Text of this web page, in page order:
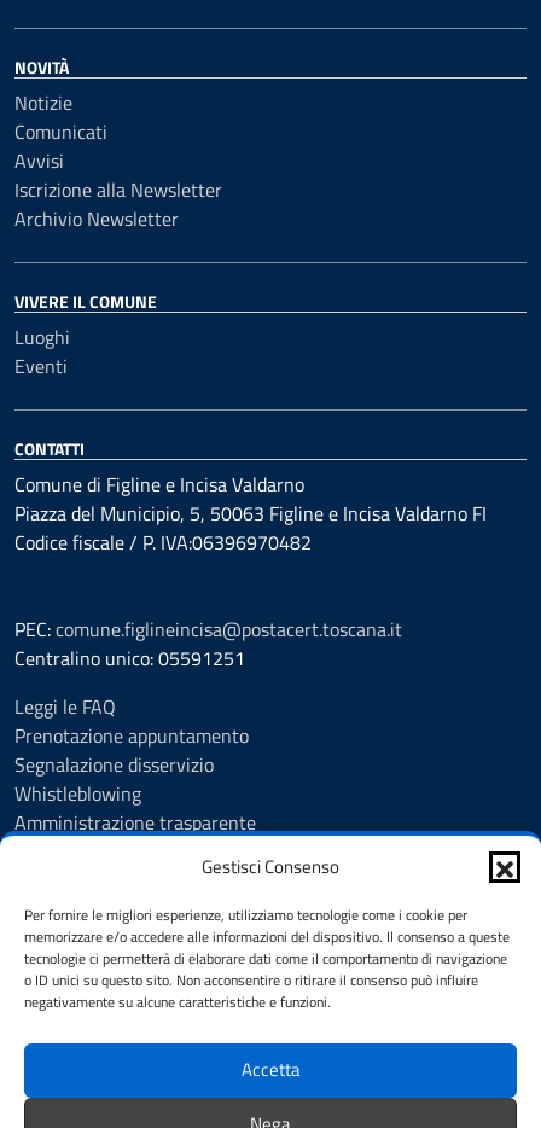
Gestisci Consenso
Per fornire le migliori esperienze, utilizziamo tecnologie come i cookie per
memorizzare e/o accedere alle informazioni del dispositivo. Il consenso a queste
tecnologie ci permetterà di elaborare dati come il comportamento di navigazione
o ID unici su questo sito. Non acconsentire o ritirare il consenso può influire
negativamente su alcune caratteristiche e funzioni.
Accetta
NOVITÀ
Notizie
Comunicati
Avvisi
Iscrizione alla Newsletter
Archivio Newsletter
VIVERE IL COMUNE
Luoghi
Eventi
CONTATTI
Comune di Figline e Incisa Valdarno
Piazza del Municipio, 5, 50063 Figline e Incisa Valdarno FI
Codice fiscale / P. IVA:06396970482
PEC:comune.figlineincisa@postacert.toscana.it
Centralino unico: 05591251
Leggi le FAQ
Prenotazione appuntamento
Segnalazione disservizio
Whistleblowing
Amministrazione trasparente
Albo Pretorio
Cookie Policy
Informativa privacy
Dichiarazione di accessibilità
SEGUICI SU